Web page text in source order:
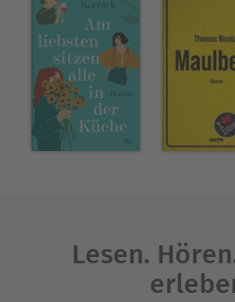
bieten. Denn gegen den
sei es auch manchmal ein
Cartoons von Ahne, Katja
Dobler, Danny Dziuk,
Estis, Flix, Katharina Greve,
& Bauer, André Herzberg,
Charles Lewinsky, Julia
Über Heiko Werning
Lesen.